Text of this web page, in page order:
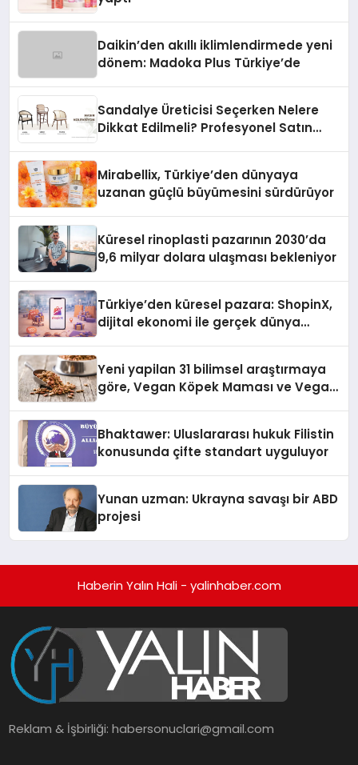
Daikin’den akıllı iklimlendirmede yeni
dönem: Madoka Plus Türkiye’de
Sandalye Üreticisi Seçerken Nelere
Dikkat Edilmeli? Profesyonel Satın
Mirabellix, Türkiye’den dünyaya
uzanan güçlü büyümesini sürdürüyor
Küresel rinoplasti pazarının 2030’da
9,6 milyar dolara ulaşması bekleniyor
Türkiye’den küresel pazara: ShopinX,
dijital ekonomi ile gerçek dünya
Yeni yapilan 31 bilimsel araştırmaya
göre, Vegan Köpek Maması ve Vegan
Bhaktawer: Uluslararası hukuk Filistin
konusunda çifte standart uyguluyor
Yunan uzman: Ukrayna savaşı bir ABD
projesi
Haberin Yalın Hali - yalinhaber.com
Reklam & İşbirliği:habersonuclari@gmail.com